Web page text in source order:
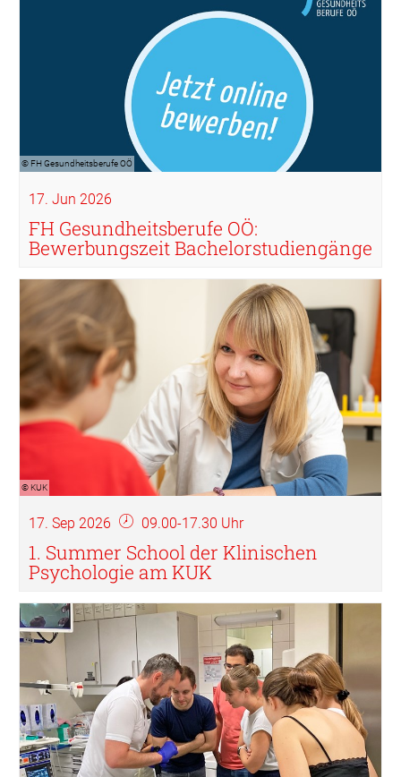
© FH Gesundheitsberufe OÖ
17. Jun 2026
FH Gesundheitsberufe OÖ:
Bewerbungszeit Bachelorstudiengänge
© KUK
17. Sep 2026 09.00-17.30 Uhr
1. Summer School der Klinischen
Psychologie am KUK